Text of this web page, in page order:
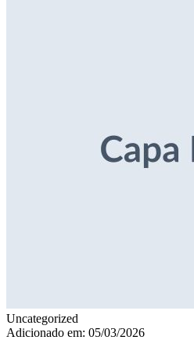
Uncategorized
Adicionado em: 05/03/2026